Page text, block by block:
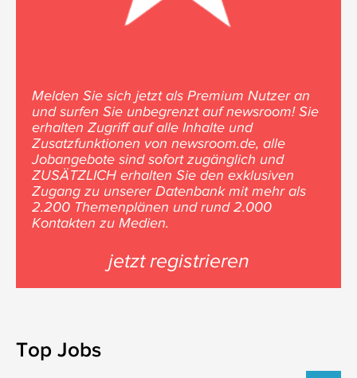
Melden Sie sich jetzt als Premium Nutzer an
und surfen Sie unbegrenzt auf newsroom! Sie
erhalten Zugriff auf alle Inhalte und
Zusatzfunktionen von newsroom.de, alle
Jobangebote sind sofort zugänglich und
ZUSÄTZLICH erhalten Sie den exklusiven
Zugang zu unserer Datenbank mit mehr als
2.200 Themenplänen und rund 2.000
Kontakten zu Medien.
jetzt registrieren
Top Jobs